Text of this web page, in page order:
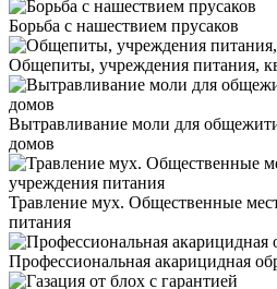
Борьба с нашествием прусаков
Общепиты, учреждения питания,
Вытравливание моли для
домов
Травление мух. Общественные
питания
Профессиональная акарицидная